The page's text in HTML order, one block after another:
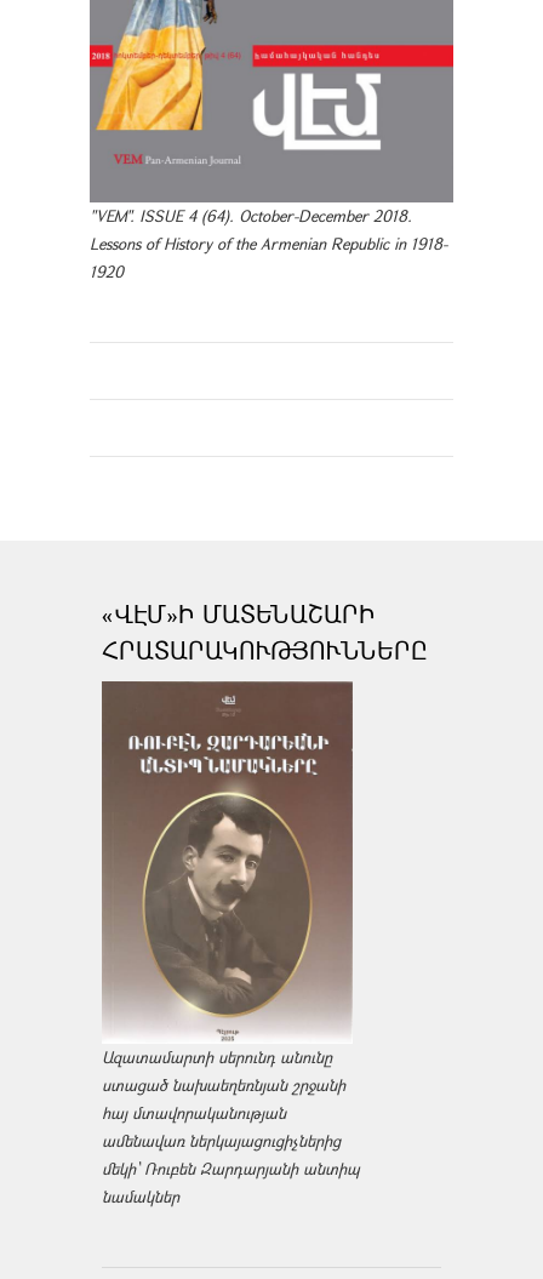
"VEM". ISSUE 4 (64). October-December 2018.
Lessons of History of the Armenian Republic in 1918-
1920
«ՎԷՄ»Ի ՄԱՏԵՆԱՇԱՐԻ
ՀՐԱՏԱՐԱԿՈՒԹՅՈՒՆՆԵՐԸ
Ազատամարտի սերունդ անունը
ստացած նախաեղեռնյան շրջանի
հայ մտավորականության
ամենավառ ներկայացուցիչներից
մեկի՝ Ռուբեն Զարդարյանի անտիպ
նամակներ